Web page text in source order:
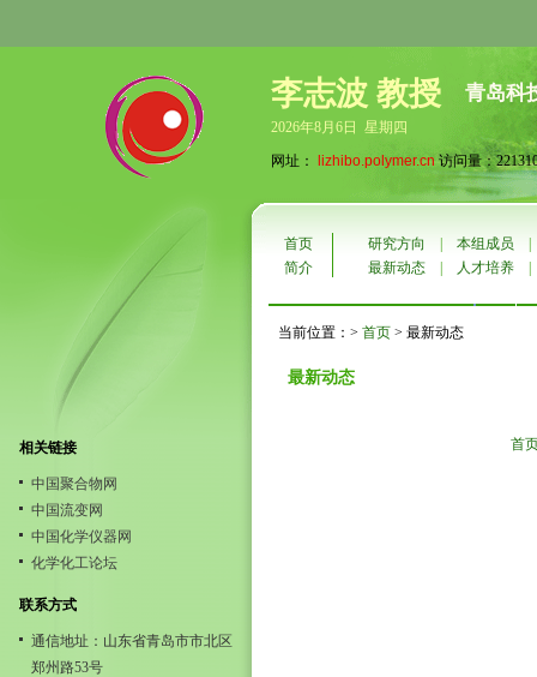
李志波 教授 青岛科
2026年8月6日 星期四
网址：
lizhibo.polymer.cn访问量：
相关链接
中国聚合物网
中国流变网
中国化学仪器网
化学化工论坛
联系方式
通信地址：山东省青岛市市北区
郑州路53号
首页 研究方向 本组成员
简介
最新动态 人才培养
当前位置：> 首页 > 最新动态
最新动态
首